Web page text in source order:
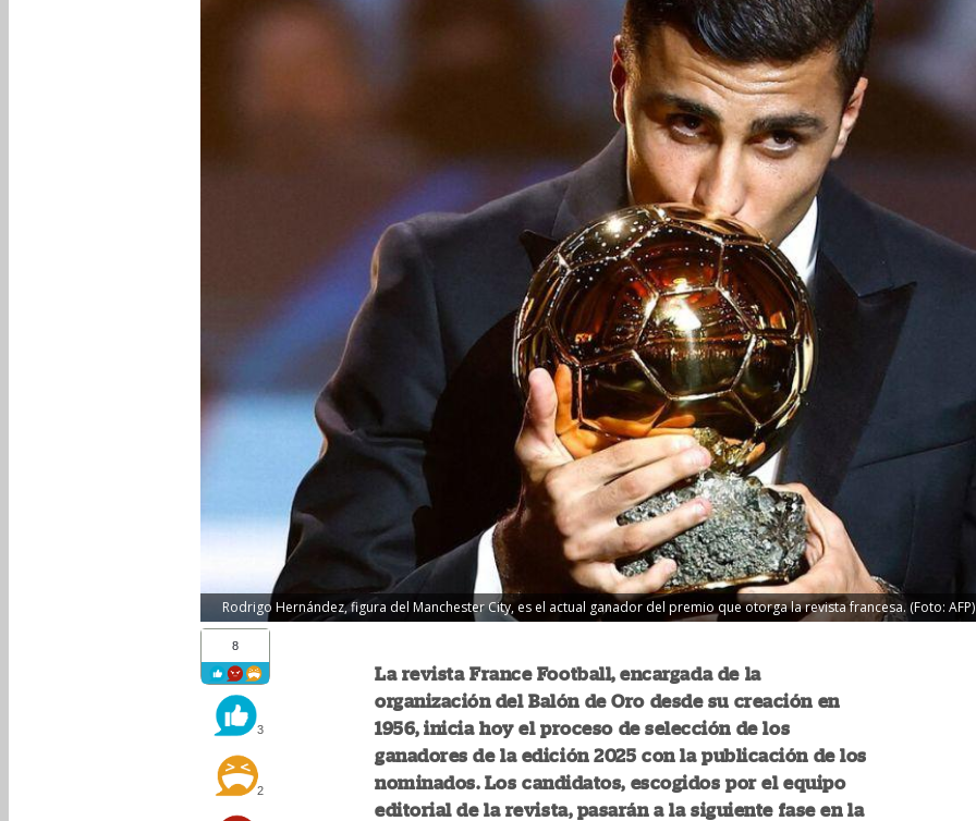
Rodrigo Hernández, figura del Manchester City, es el actual ganador del premio que otorga la revista francesa. (Foto: AFP)
8
3
2
La revista France Football, encargada de la
organización del Balón de Oro desde su creación en
1956, inicia hoy el proceso de selección de los
ganadores de la edición 2025 con la publicación de los
nominados. Los candidatos, escogidos por el equipo
editorial de la revista, pasarán a la siguiente fase en la